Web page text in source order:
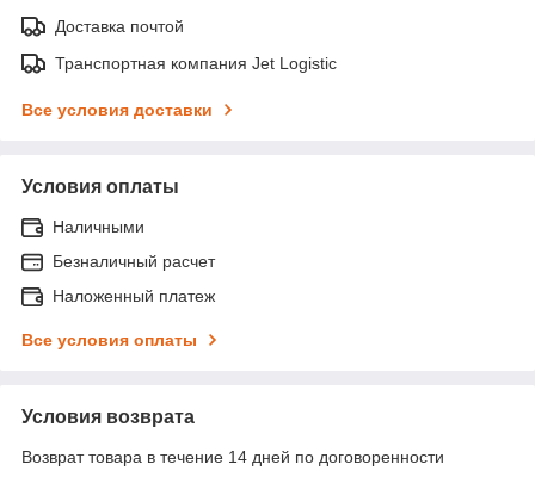
Доставка почтой
Транспортная компания Jet Logistic
Все условия доставки
Условия оплаты
Наличными
Безналичный расчет
Наложенный платеж
Все условия оплаты
Условия возврата
Возврат товара в течение 14 дней по договоренности